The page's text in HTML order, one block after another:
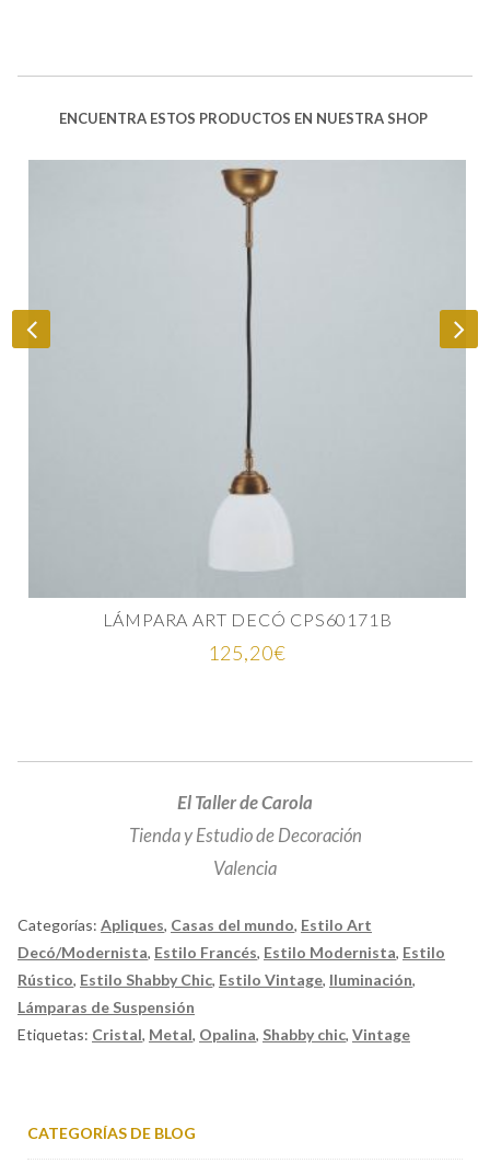
ENCUENTRA ESTOS PRODUCTOS EN NUESTRA SHOP
LÁMPARA ART DECÓ CPS60171B
125,20€
El Taller de Carola
Tienda y Estudio de Decoración
Valencia
Categorías: Apliques, Casas del mundo, Estilo Art
Decó/Modernista, Estilo Francés, Estilo Modernista, Estilo
Rústico, Estilo Shabby Chic, Estilo Vintage, Iluminación,
Lámparas de Suspensión
Etiquetas: Cristal, Metal, Opalina, Shabby chic, Vintage
CATEGORÍAS DE BLOG